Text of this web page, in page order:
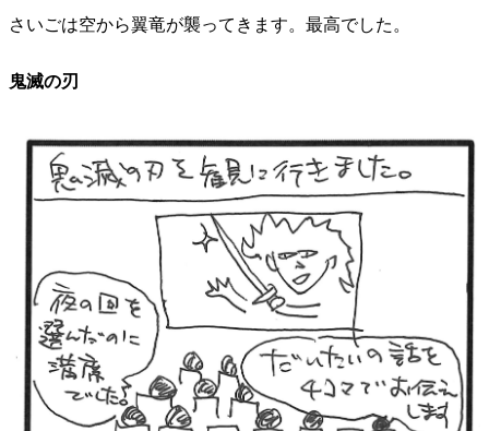
さいごは空から翼竜が襲ってきます。最高でした。
鬼滅の刃